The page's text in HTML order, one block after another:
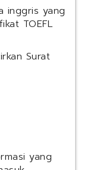
inggris yang
TOEFL
Surat
yang